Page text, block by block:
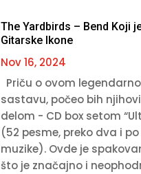
The Yardbirds – Bend Koji
Gitarske Ikone
Nov 16, 2024
Priču o ovom
sastavu, počeo bih
delom - CD box setom
(52 pesme, preko dva i
muzike). Ovde je
što je značajno i